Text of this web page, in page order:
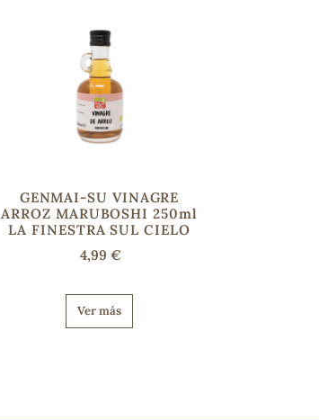
GENMAI-SU VINAGRE
ARROZ MARUBOSHI 250ml
LA FINESTRA SUL CIELO
4,99 €
Ver más